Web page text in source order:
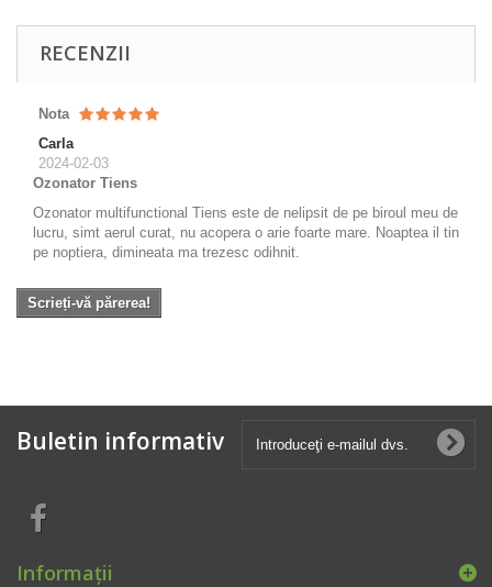
RECENZII
Nota
Carla
2024-02-03
Ozonator Tiens
Ozonator multifunctional Tiens este de nelipsit de pe biroul meu de
lucru, simt aerul curat, nu acopera o arie foarte mare. Noaptea il tin
pe noptiera, dimineata ma trezesc odihnit.
Scrieți-vă părerea!
Buletin informativ
Informaţii